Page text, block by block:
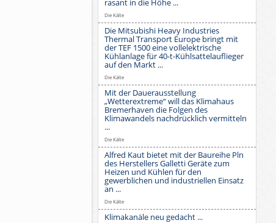
Die Kälte
Die Mitsubishi Heavy Industries
Thermal Transport Europe bringt mit
der TEF 1500 eine vollelektrische
Kühlanlage für 40-t-Kühlsattelauflieger
auf den Markt ...
Die Kälte
Mit der Dauerausstellung
„Wetterextreme“ will das Klimahaus
Bremerhaven die Folgen des
Klimawandels nachdrücklich vermitteln
...
Die Kälte
Alfred Kaut bietet mit der Baureihe Pln
des Herstellers Galletti Geräte zum
Heizen und Kühlen für den
gewerblichen und industriellen Einsatz
an ...
Die Kälte
Klimakanäle neu gedacht ...